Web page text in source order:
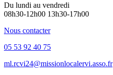
Du lundi au vendredi
08h30-12h00 13h30-17h00
Nous contacter
05 53 92 40 75
ml.rcvi24@missionlocalervi.asso.fr